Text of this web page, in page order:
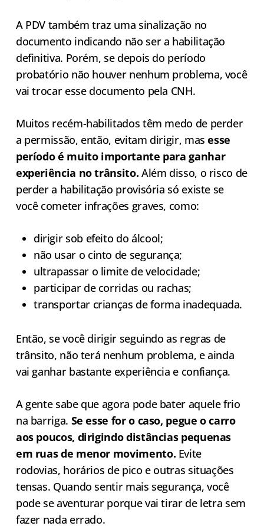
A PDV também traz uma sinalização no
documento indicando não ser a habilitação
definitiva. Porém, se depois do período
probatório não houver nenhum problema, você
vai trocar esse documento pela CNH.
Muitos recém-habilitados têm medo de perder
a permissão, então, evitam dirigir, masesse
período é muito importante para ganhar
experiência no trânsito. Além disso, o risco de
perder a habilitação provisória só existe se
você cometer infrações graves, como:
dirigir sob efeito do álcool;
não usar o cinto de segurança;
ultrapassar o limite de velocidade;
participar de corridas ou rachas;
transportar crianças de forma inadequada.
Então, se você dirigir seguindo as regras de
trânsito, não terá nenhum problema, e ainda
vai ganhar bastante experiência e confiança.
A gente sabe que agora pode bater aquele frio
na barriga. Se esse for o caso, pegue o carro
aos poucos, dirigindo distâncias pequenas
em ruas de menor movimento. Evite
rodovias, horários de pico e outras situações
tensas. Quando sentir mais segurança, você
pode se aventurar porque vai tirar de letra sem
fazer nada errado.